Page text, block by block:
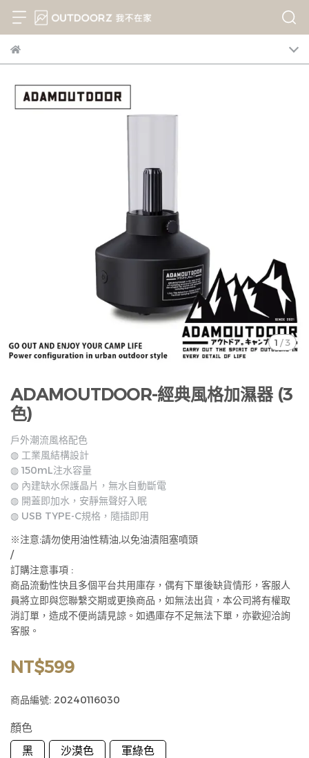
1 / 3
ADAMOUTDOOR-經典風格加濕器 (3
色)
戶外潮流風格配色
◍ 工業風結構設計
◍ 150mL注水容量
◍ 內建缺水保護晶片，無水自動斷電
◍ 開蓋即加水，安靜無聲好入眠
◍ USB TYPE-C規格，隨插即用
※注意:請勿使用油性精油,以免油漬阻塞噴頭
/
訂購注意事項 :
商品流動性快且多個平台共用庫存，偶有下單後缺貨情形，客服人
員將立即與您聯繫交期或更換商品，如無法出貨，本公司將有權取
消訂單，造成不便尚請見諒。如遇庫存不足無法下單，亦歡迎洽詢
客服。
NT$599
商品編號: 20240116030
顏色
黑
沙漠色 軍綠色